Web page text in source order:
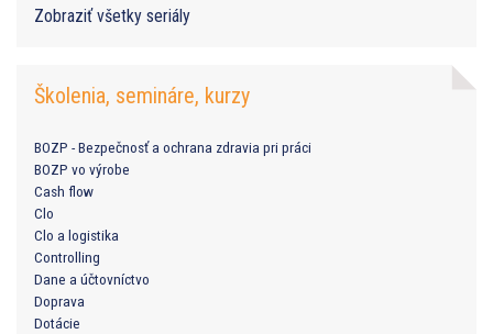
Zobraziť všetky seriály
Školenia, semináre, kurzy
BOZP - Bezpečnosť a ochrana zdravia pri práci
BOZP vo výrobe
Cash flow
Clo
Clo a logistika
Controlling
Dane a účtovníctvo
Doprava
Dotácie